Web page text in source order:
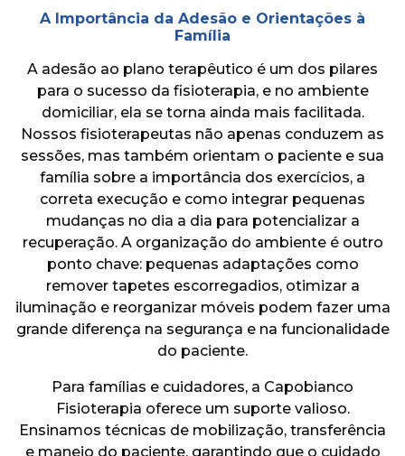
A Importância da Adesão e Orientações à
Família
A adesão ao plano terapêutico é um dos pilares
para o sucesso da fisioterapia, e no ambiente
domiciliar, ela se torna ainda mais facilitada.
Nossos fisioterapeutas não apenas conduzem as
sessões, mas também orientam o paciente e sua
família sobre a importância dos exercícios, a
correta execução e como integrar pequenas
mudanças no dia a dia para potencializar a
recuperação. A organização do ambiente é outro
ponto chave: pequenas adaptações como
remover tapetes escorregadios, otimizar a
iluminação e reorganizar móveis podem fazer uma
grande diferença na segurança e na funcionalidade
do paciente.
Para famílias e cuidadores, a Capobianco
Fisioterapia oferece um suporte valioso.
Ensinamos técnicas de mobilização, transferência
e manejo do paciente, garantindo que o cuidado